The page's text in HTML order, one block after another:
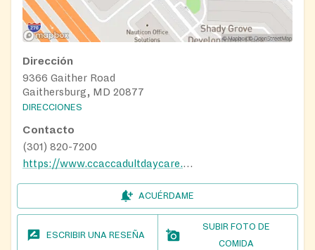
Dirección
9366 Gaither Road
Gaithersburg, MD 20877
DIRECCIONES
Contacto
(301) 820-7200
https://www.ccaccadultdaycare.org/services
ACUÉRDAME
ESCRIBIR UNA RESEÑA
SUBIR FOTO DE
COMIDA